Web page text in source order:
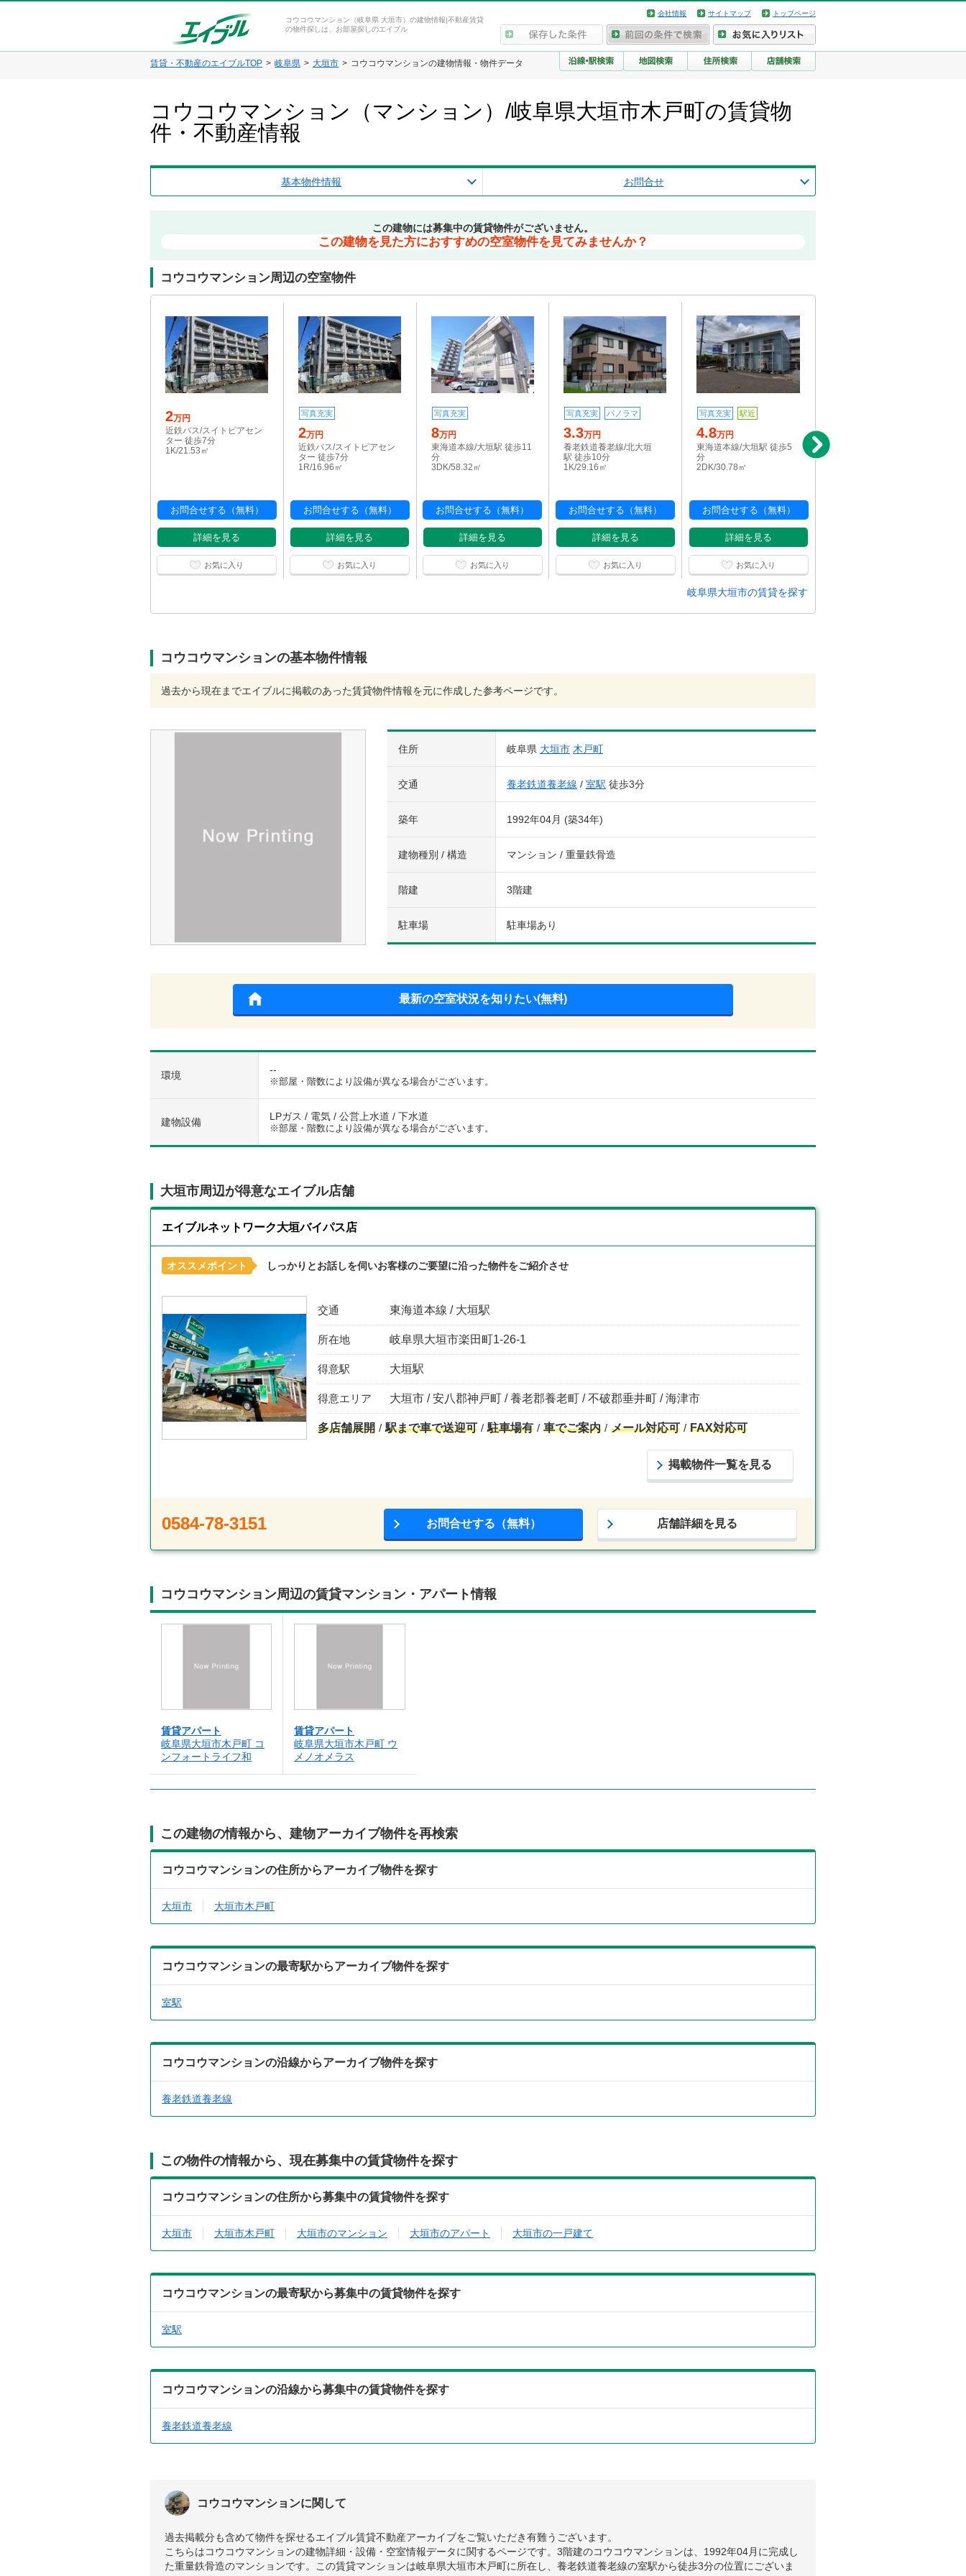
コウコウマンション（岐阜県 大垣市）の建物情報|不動産賃貸
の物件探しは、お部屋探しのエイブル
会社情報 サイトマップ トップページ
賃貸・不動産のエイブルTOP 岐阜県 大垣市 コウコウマンションの建物情報・物件データ
コウコウマンション（マンション）/岐阜県大垣市木戸町の賃貸物
件・不動産情報
基本物件情報 お問合せ
この建物には募集中の賃貸物件がございません。
この建物を見た方におすすめの空室物件を見てみませんか？
コウコウマンション周辺の空室物件
2万円
近鉄バス/スイトピアセン
ター 徒歩7分
1K/21.53㎡
お問合せする（無料）
詳細を見る
お気に入り
写真充実
2万円
近鉄バス/スイトピアセン
ター 徒歩7分
1R/16.96㎡
お問合せする（無料）
詳細を見る
お気に入り
写真充実
8万円
東海道本線/大垣駅 徒歩11
分
3DK/58.32㎡
お問合せする（無料）
詳細を見る
お気に入り
写真充実 パノラマ
3.3万円
養老鉄道養老線/北大垣
駅 徒歩10分
1K/29.16㎡
お問合せする（無料）
詳細を見る
お気に入り
写真充実 駅近
4.8万円
東海道本線/大垣駅 徒歩5
分
2DK/30.78㎡
お問合せする（無料）
詳細を見る
お気に入り
東海道本線/大垣駅 徒歩5
岐阜県大垣市の賃貸を探す
コウコウマンションの基本物件情報
過去から現在までエイブルに掲載のあった賃貸物件情報を元に作成した参考ページです。
住所 岐阜県 大垣市 木戸町
交通 養老鉄道養老線 / 室駅 徒歩3分
築年 1992年04月 (築34年)
建物種別 / 構造 マンション / 重量鉄骨造
階建 3階建
駐車場 駐車場あり
最新の空室状況を知りたい(無料)
環境 --
※部屋・階数により設備が異なる場合がございます。
建物設備 LPガス / 電気 / 公営上水道 / 下水道
※部屋・階数により設備が異なる場合がございます。
大垣市周辺が得意なエイブル店舗
エイブルネットワーク大垣バイパス店
オススメポイント しっかりとお話しを伺いお客様のご要望に沿った物件をご紹介させ
交通 東海道本線 / 大垣駅
所在地 岐阜県大垣市楽田町1-26-1
得意駅 大垣駅
得意エリア 大垣市 / 安八郡神戸町 / 養老郡養老町 / 不破郡垂井町 / 海津市
多店舗展開 駅まで車で送迎可 駐車場有 車でご案内 メール対応可 FAX対応可
掲載物件一覧を見る
0584-78-3151 お問合せする（無料） 店舗詳細を見る
コウコウマンション周辺の賃貸マンション・アパート情報
賃貸アパート
岐阜県大垣市木戸町 コ
ンフォートライフ和
賃貸アパート
岐阜県大垣市木戸町 ウ
メノオメラス
この建物の情報から、建物アーカイブ物件を再検索
コウコウマンションの住所からアーカイブ物件を探す
大垣市 大垣市木戸町
コウコウマンションの最寄駅からアーカイブ物件を探す
室駅
コウコウマンションの沿線からアーカイブ物件を探す
養老鉄道養老線
この物件の情報から、現在募集中の賃貸物件を探す
コウコウマンションの住所から募集中の賃貸物件を探す
大垣市 大垣市木戸町 大垣市のマンション 大垣市のアパート 大垣市の一戸建て
コウコウマンションの最寄駅から募集中の賃貸物件を探す
室駅
コウコウマンションの沿線から募集中の賃貸物件を探す
養老鉄道養老線
コウコウマンションに関して
過去掲載分も含めて物件を探せるエイブル賃貸不動産アーカイブをご覧いただき有難うございます。
こちらはコウコウマンションの建物詳細・設備・空室情報データに関するページです。3階建のコウコウマンションは、1992年04月に完成し
た重量鉄骨造のマンションです。この賃貸マンションは岐阜県大垣市木戸町に所在し、養老鉄道養老線の室駅から徒歩3分の位置にございま